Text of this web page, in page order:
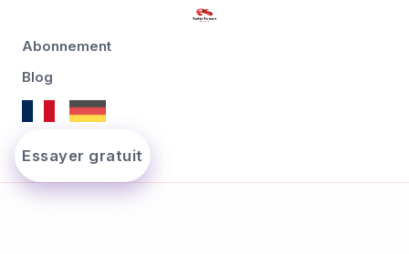
Abonnement
Blog
Essayer gratuit